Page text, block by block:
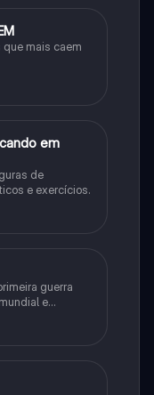
mais caem
em
de
e exercícios.
guerra
e
fases da